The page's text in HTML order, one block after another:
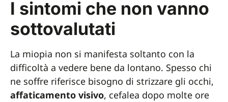
I sintomi che non vanno
sottovalutati
La miopia non si manifesta soltanto con la
difficoltà a vedere bene da lontano. Spesso chi
ne soffre riferisce bisogno di strizzare gli occhi,
affaticamento visivo, cefalea dopo molte ore